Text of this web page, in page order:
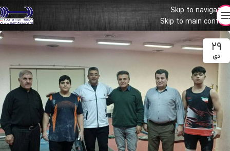
Skip to navigation
Skip to main content
۲۹
دی